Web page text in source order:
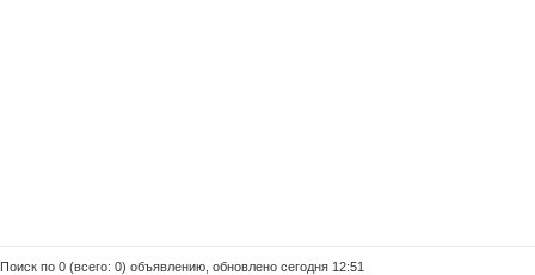
Поиск по 0 (всего: 0) объявлению, обновлено сегодня 12:51